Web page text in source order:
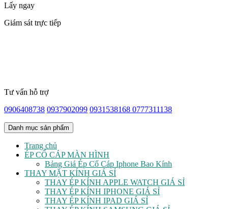
Lấy ngay
Giám sát trực tiếp
Tư vấn hỗ trợ
0906408738 0937902099 0931538168 0777311138
Danh mục sản phẩm
Trang chủ
ÉP CỔ CÁP MÀN HÌNH
Bảng Giá Ép Cổ Cáp Iphone Bao Kính
THAY MẶT KÍNH GIÁ SỈ
THAY ÉP KÍNH APPLE WATCH GIÁ SỈ
THAY ÉP KÍNH IPHONE GIÁ SỈ
THAY ÉP KÍNH IPAD GIÁ SỈ